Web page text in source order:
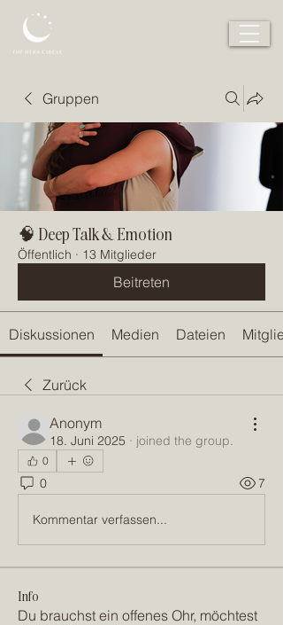
Gruppen
🧠 Deep Talk & Emotion
Öffentlich · 13 Mitglieder
Beitreten
Diskussionen Medien Dateien
Zurück
Anonym
18. Juni 2025 · joined the group.
0
0 7
Kommentar verfassen...
Info
Du brauchst ein offenes Ohr, möchtest